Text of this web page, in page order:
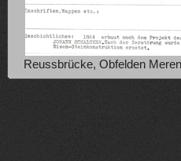
Reussbrücke, Obfelden